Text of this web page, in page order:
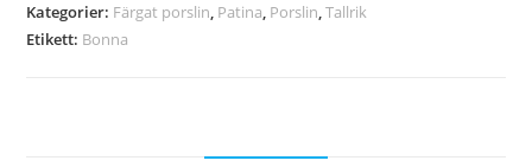
Kategorier: Färgat porslin, Patina, Porslin,Tallrik
Etikett: Bonna